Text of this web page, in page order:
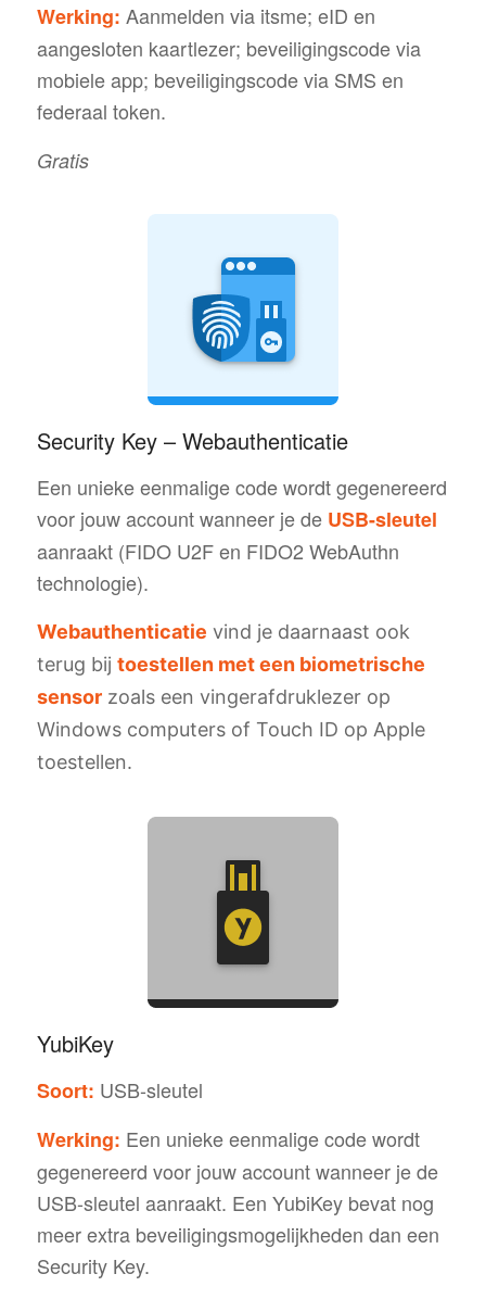
Werking: Aanmelden via itsme; eID en
aangesloten kaartlezer; beveiligingscode via
mobiele app; beveiligingscode via SMS en
federaal token.
Gratis
Security Key – Webauthenticatie
Een unieke eenmalige code wordt gegenereerd
voor jouw account wanneer je de USB-sleutel
aanraakt (FIDO U2F en FIDO2 WebAuthn
technologie).
Webauthenticatie vind je daarnaast ook
terug bij toestellen met een biometrische
sensorzoals een vingerafdruklezer op
Windows computers of Touch ID op Apple
toestellen.
YubiKey
Soort: USB-sleutel
Werking: Een unieke eenmalige code wordt
gegenereerd voor jouw account wanneer je de
USB-sleutel aanraakt. Een YubiKey bevat nog
meer extra beveiligingsmogelijkheden dan een
Security Key.